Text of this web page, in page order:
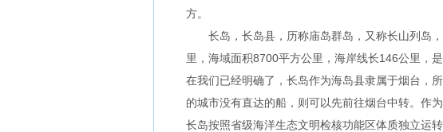
方。
长岛，长岛县，历称庙岛群岛，又称长山列岛，
里，海域面积8700平方公里，海岸线长146公里，
在我们已经明确了，长岛作为海岛县隶属于烟台，
的城市没有直达的船，则可以先前往烟台中转。作
长岛按照省级海洋生态文明检核功能区体质独立运